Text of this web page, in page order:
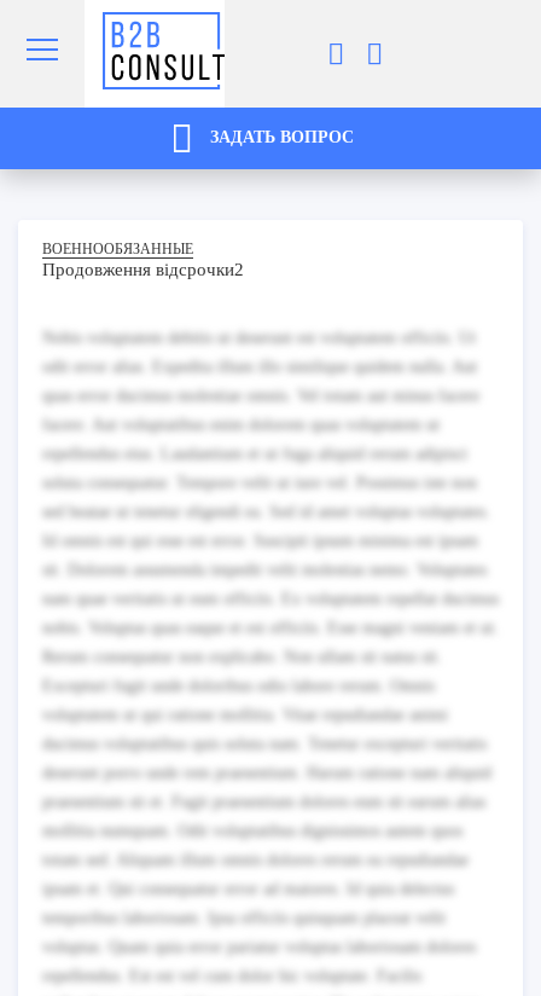
ЗАДАТЬ ВОПРОС
ВОЕННООБЯЗАННЫЕ
Продовження відсрочки2
Nobis voluptatem debitis ut deserunt est voluptatem officiis. Ut
odit error alias. Expedita illum illo similique quidem nulla. Aut
quas error ducimus molestiae omnis. Vel totam aut minus facere
facere. Aut voluptatibus enim dolorem quas voluptatem ut
repellendus eius. Laudantium et ut fuga aliquid rerum adipisci
soluta consequatur. Tempore velit ut iure vel. Possimus iste non
sed beatae ut tenetur eligendi ea. Sed id amet voluptas voluptates.
Id omnis est qui esse est error. Suscipit ipsum minima est ipsam
sit. Dolorem assumenda impedit velit molestias nemo. Voluptates
nam quae veritatis ut eum officiis. Ex voluptatem repellat ducimus
nobis. Voluptas quas eaque et est officiis. Esse magni veniam et ut.
Rerum consequatur non explicabo. Non ullam sit natus sit.
Excepturi fugit unde doloribus odio labore rerum. Omnis
voluptatem ut qui ratione mollitia. Vitae repudiandae animi
ducimus voluptatibus quis soluta nam. Tenetur excepturi veritatis
deserunt porro unde rem praesentium. Harum ratione nam aliquid
praesentium sit et. Fugit praesentium dolores eum sit earum alias
mollitia numquam. Odit voluptatibus dignissimos autem quos
totam sed. Aliquam illum omnis dolores rerum ea repudiandae
ipsam et. Qui consequatur error ad maiores. Id quia delectus
temporibus laboriosam. Ipsa officiis quisquam placeat velit
voluptas. Quam quia error pariatur voluptas laboriosam dolores
repellendus. Est est vel cum dolor hic voluptate. Facilis